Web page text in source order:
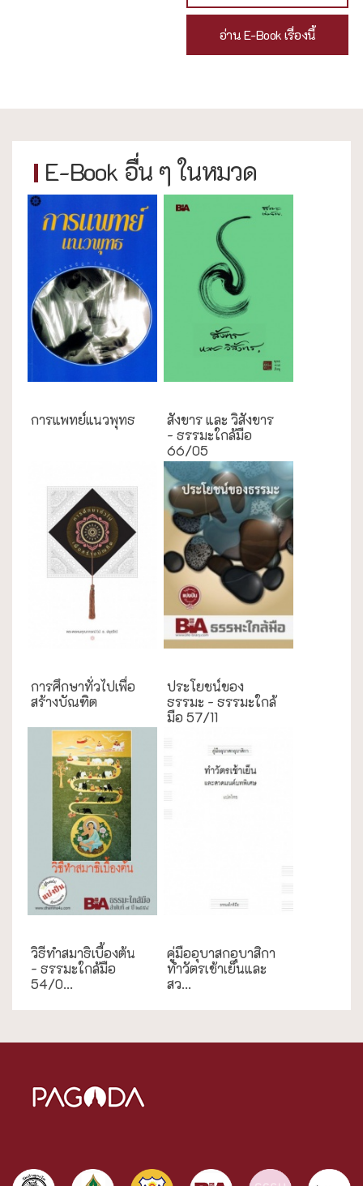
อ่าน E-Book เรื่องนี้
E-Book อื่น ๆ ในหมวด
การแพทย์แนวพุทธ
สังขาร และ วิสังขาร
- ธรรมะใกล้มือ
66/05
การศึกษาทั่วไปเพื่อ
สร้างบัณฑิต
ประโยชน์ของ
ธรรมะ - ธรรมะใกล้
มือ 57/11
วิธีทำสมาธิเบื้องต้น
- ธรรมะใกล้มือ
54/0...
คู่มืออุบาสกอุบาสิกา
ทำวัตรเช้าเย็นและ
สว...